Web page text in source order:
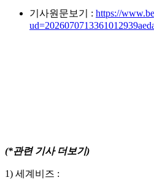
기사원문보기 : https://
(*관련 기사 더보기)
1) 세계비즈 :